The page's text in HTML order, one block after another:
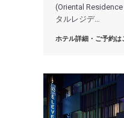
(Oriental
タルレジデ…
ホテル詳細・ご予約は